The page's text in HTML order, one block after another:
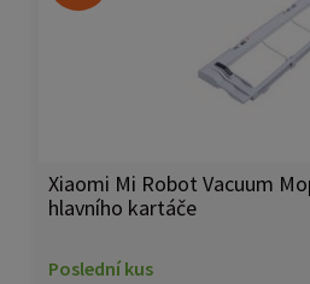
Xiaomi Mi Robot Vacuum
hlavního kartáče
Poslední kus